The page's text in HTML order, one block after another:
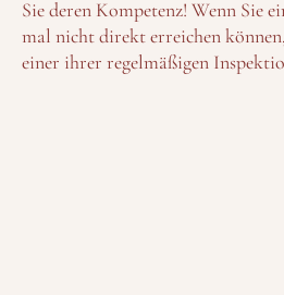
Sie deren Kompetenz! Wenn Sie
mal nicht direkt erreichen
einer ihrer regelmäßigen